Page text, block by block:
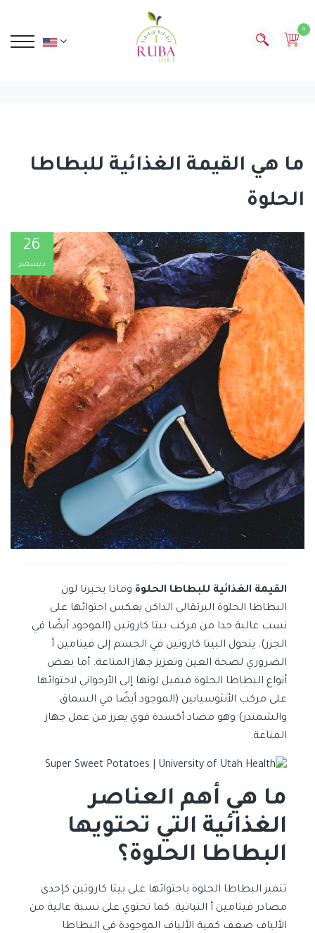
0
ما هي القيمة الغذائية للبطاطا
الحلوة
26
ديسمبر
القيمة الغذائية للبطاطا الحلوة وماذا يخبرنا لون
البطاطا الحلوة البرتقالي الداكن يعكس احتوائها على
نسب عالية جدا من مركب بيتا كاروتين (الموجود أيضًا في
الجزر). يتحول البيتا كاروتين في الجسم إلى فيتامين أ
الضروري لصحة العين وتعزيز جهاز المناعة. أما بعض
أنواع البطاطا الحلوة فيميل لونها إلى الأرجواني لاحتوائها
على مركب الأنثوسيانين (الموجود أيضًا في السماق
والشمندر) وهو مضاد أكسدة قوي يعزز من عمل جهاز
المناعة.
ما هي أهم العناصر
الغذائية التي تحتويها
البطاطا الحلوة؟
تتميز البطاطا الحلوة باحتوائها على بيتا كاروتين كإحدى
مصادر فيتامين أ النباتية. كما تحتوي على نسبة عالية من
الألياف ضعف كمية الألياف الموجودة في البطاطا